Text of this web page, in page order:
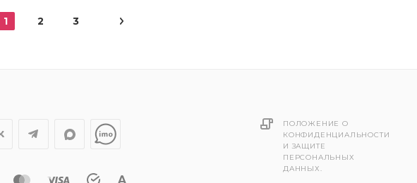
1 2 3
ПОЛОЖЕНИЕ О
КОНФИДЕНЦИАЛЬНОСТИ
И ЗАЩИТЕ
ПЕРСОНАЛЬНЫХ
ДАННЫХ.